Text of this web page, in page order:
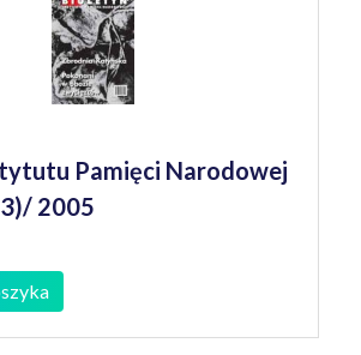
Pamięci Narodowej
2005